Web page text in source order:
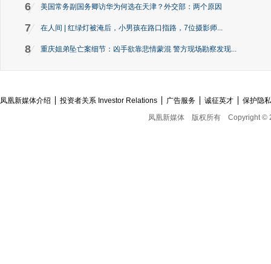
6 美国常务副国务卿访华为何选在天津？外交部：两个原因
7 在人间 | 红绿灯被淹后，小男孩在路口指路，7位摄影师...
8 重庆姐弟坠亡案细节：凶手欲靠悲情蒙混 警方现场勘察发现...
凤凰新媒体介绍 投资者关系 Investor Relations 广告服务 诚征英才
保护隐
凤凰新媒体
版权所有 Copyright ©